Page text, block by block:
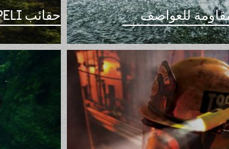
حقائب PELI